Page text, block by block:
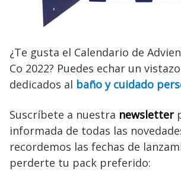
¿Te gusta el Calendario de
Co 2022? Puedes echar un
dedicados al baño y cuidado
Suscríbete a nuestra newsletter
informada de todas las
recordemos las fechas de
perderte tu pack preferido: